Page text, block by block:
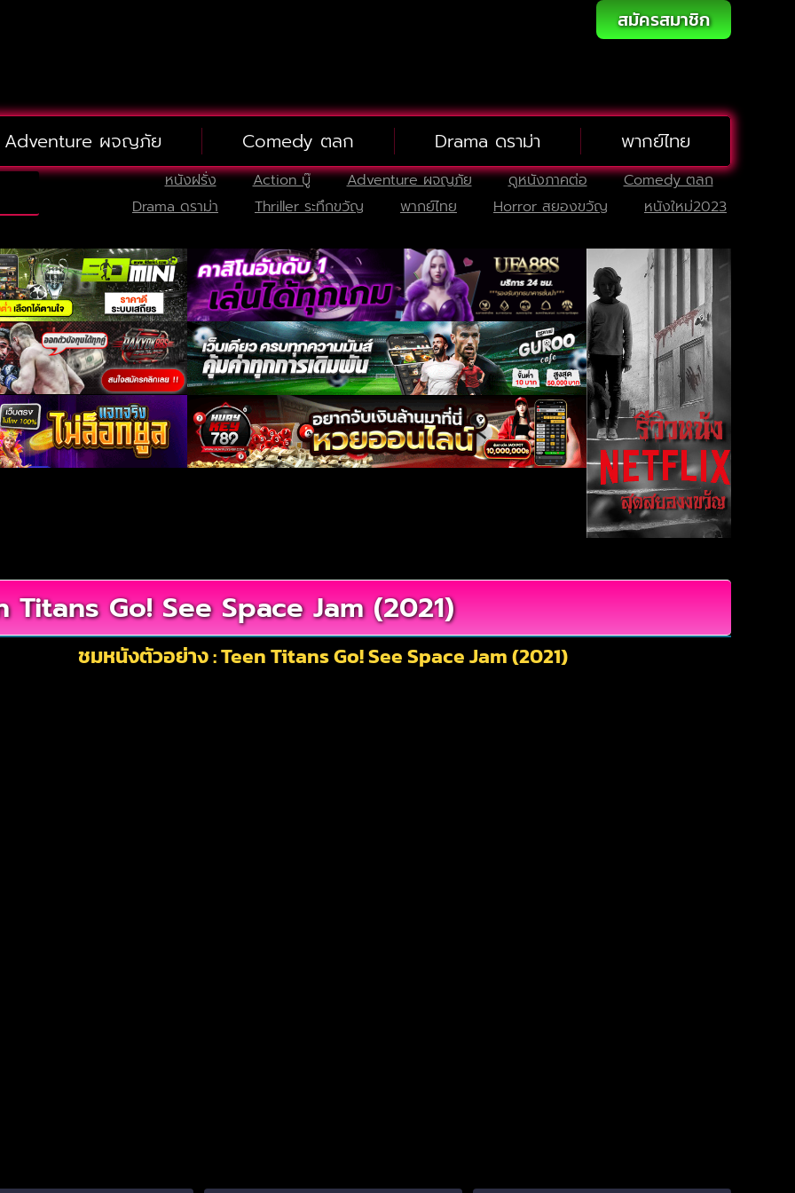
สมัครสมาชิก
Adventure ผจญภัย Comedy ตลก Drama ดราม่า พากย์ไทย
หนังฝรั่ง Action บู๊ Adventure ผจญภัย ดูหนังภาคต่อ
Comedy ตลก
Drama ดราม่า
Thriller ระทึกขวัญ พากย์ไทย Horror สยองขวัญ หนังใหม่2023
Titans Go! See Space Jam (2021)
ชมหนังตัวอย่าง : Teen Titans Go! See Space Jam (2021)